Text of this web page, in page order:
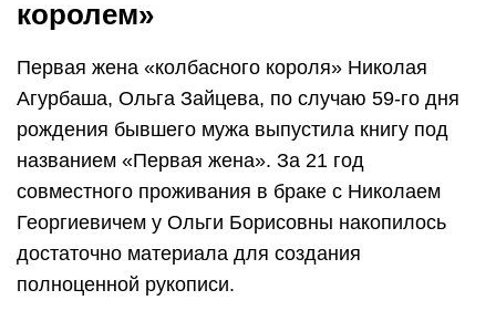
королем»
Первая жена «колбасного короля» Николая
Агурбаша, Ольга Зайцева, по случаю 59-го дня
рождения бывшего мужа выпустила книгу под
названием «Первая жена». За 21 год
совместного проживания в браке с Николаем
Георгиевичем у Ольги Борисовны накопилось
достаточно материала для создания
полноценной рукописи.